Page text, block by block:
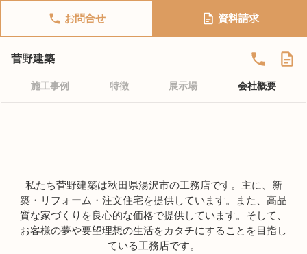
お問合せ 資料請求
菅野建築
施工事例 特徴 展示場 会社概要
私たち菅野建築は秋田県湯沢市の工務店です。主に、新
築・リフォーム・注文住宅を提供しています。また、高品
質な家づくりを良心的な価格で提供しています。そして、
お客様の夢や要望理想の生活をカタチにすることを目指し
ている工務店です。